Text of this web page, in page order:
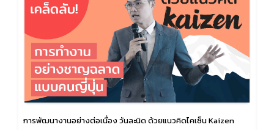
การพัฒนางานอย่างต่อเนื่อง วันละนิด ด้วยแนวคิดไคเซ็น Kaizen